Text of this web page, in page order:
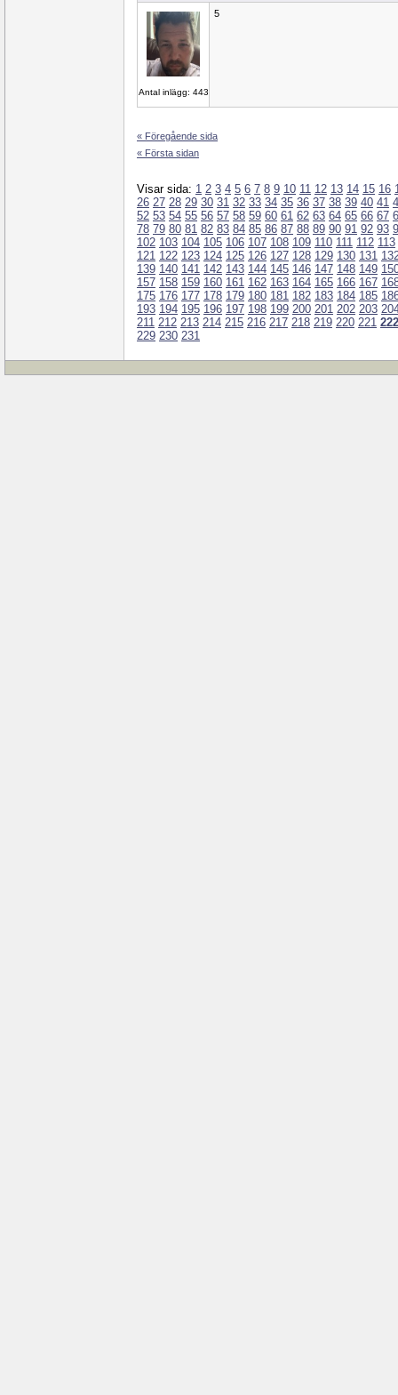
Antal inlägg: 443
5
« Föregående sida
« Första sidan
Visar sida: 1 2 3 4 5 6 7 8 9 10 11 12 13 14 15 16
26 27 28 29 30 31 32 33 34 35 36 37 38 39 40 41
52 53 54 55 56 57 58 59 60 61 62 63 64 65 66 67
78 79 80 81 82 83 84 85 86 87 88 89 90 91 92 93
102 103 104 105 106 107 108 109 110 111 112 113
121 122 123 124 125 126 127 128 129 130 131
139 140 141 142 143 144 145 146 147 148 149
157 158 159 160 161 162 163 164 165 166 167
175 176 177 178 179 180 181 182 183 184 185
193 194 195 196 197 198 199 200 201 202 203
211 212 213 214 215 216 217 218 219 220 221 222
229 230 231